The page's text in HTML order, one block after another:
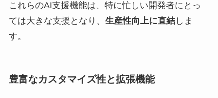
これらのAI支援機能は、特に忙しい開発者にとっ
ては大きな支援となり、 生産性向上に直結しま
す。
豊富なカスタマイズ性と拡張機能